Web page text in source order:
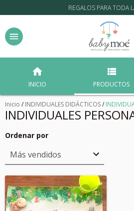
REGALOS PARA TODA
INICIO PRODUCTOS
Inicio / INDIVIDUALES DIDÁCTICOS/
INDIVIDUALES
Ordenar por